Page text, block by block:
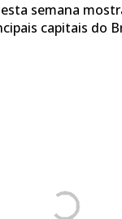
semana
capitais do